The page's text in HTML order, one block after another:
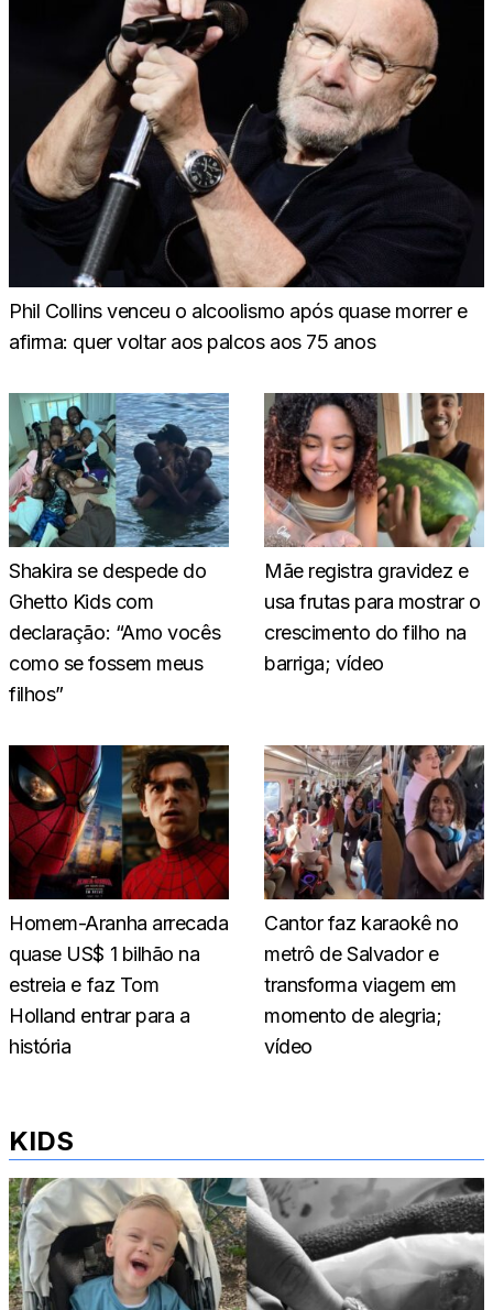
Phil Collins venceu o alcoolismo após quase morrer e
afirma: quer voltar aos palcos aos 75 anos
Shakira se despede do
Ghetto Kids com
declaração: “Amo vocês
como se fossem meus
filhos”
Mãe registra gravidez e
usa frutas para mostrar o
crescimento do filho na
barriga; vídeo
Homem-Aranha arrecada
quase US$ 1 bilhão na
estreia e faz Tom
Holland entrar para a
história
Cantor faz karaokê no
metrô de Salvador e
transforma viagem em
momento de alegria;
vídeo
KIDS